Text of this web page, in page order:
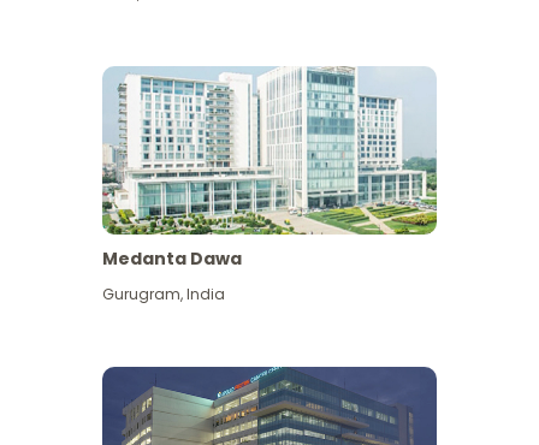
Medanta Dawa
Gurugram,India